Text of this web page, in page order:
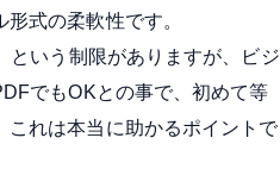
式の柔軟性です。
という制限がありますが、ビジ
でもOKとの事で、初めて等
れは本当に助かるポイントで